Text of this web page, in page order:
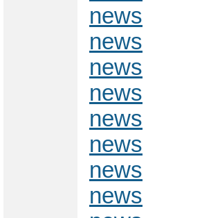
news
news
news
news
news
news
news
news